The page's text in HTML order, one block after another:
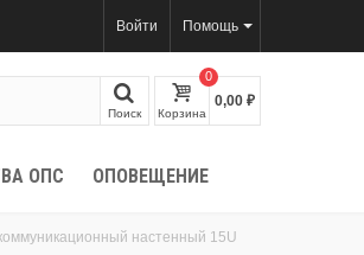
Помощь
Войти
Поиск Корзина
0
0,00 ₽
ОПС ОПОВЕЩЕНИЕ
настенный 15U